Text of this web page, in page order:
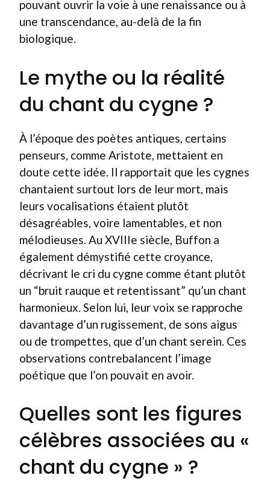
pouvant ouvrir la voie à une renaissance ou à
une transcendance, au-delà de la fin
biologique.
Le mythe ou la réalité
du chant du cygne ?
À l’époque des poètes antiques, certains
penseurs, comme Aristote, mettaient en
doute cette idée. Il rapportait que les cygnes
chantaient surtout lors de leur mort, mais
leurs vocalisations étaient plutôt
désagréables, voire lamentables, et non
mélodieuses. Au XVIIIe siècle, Buffon a
également démystifié cette croyance,
décrivant le cri du cygne comme étant plutôt
un “bruit rauque et retentissant” qu’un chant
harmonieux. Selon lui, leur voix se rapproche
davantage d’un rugissement, de sons aigus
ou de trompettes, que d’un chant serein. Ces
observations contrebalancent l’image
poétique que l’on pouvait en avoir.
Quelles sont les figures
célèbres associées au «
chant du cygne » ?